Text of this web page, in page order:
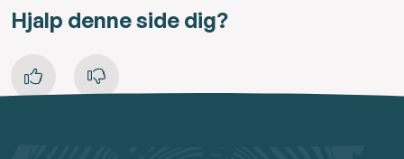
Hjalp denne side dig?